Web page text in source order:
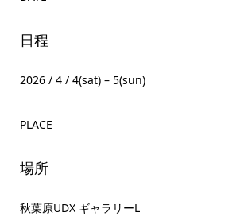
日程
2026 / 4 / 4(sat) – 5(sun)
PLACE
場所
秋葉原UDX ギャラリーL